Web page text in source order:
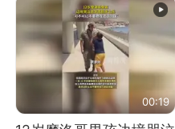
00:19